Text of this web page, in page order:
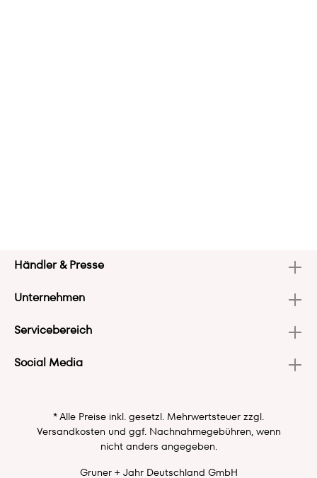
Händler & Presse
Unternehmen
Servicebereich
Social Media
* Alle Preise inkl. gesetzl. Mehrwertsteuer zzgl.
Versandkosten und ggf. Nachnahmegebühren, wenn
nicht anders angegeben.
Gruner + Jahr Deutschland GmbH